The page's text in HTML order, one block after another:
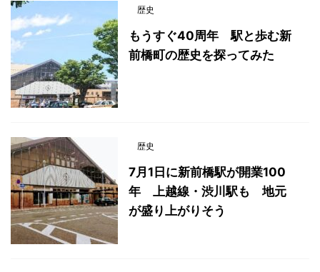
歴史
もうすぐ40周年 駅と歩む新
前橋町の歴史を探ってみた
歴史
7月1日に新前橋駅が開業100
年 上越線・渋川駅も 地元
が盛り上がりそう